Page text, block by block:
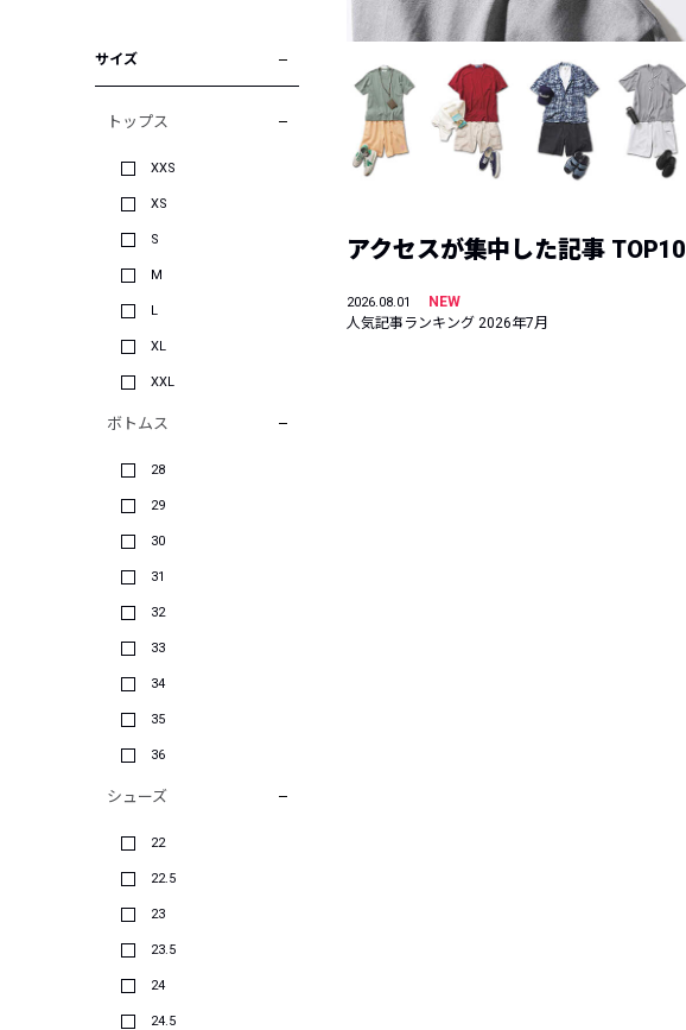
サイズ
トップス
XXS
XS
S
M
L
XL
XXL
ボトムス
28
29
30
31
32
33
34
35
36
シューズ
22
22.5
23
23.5
24
24.5
アクセスが集中した記事 TOP10
2026.08.01
NEW
人気記事ランキング 2026年7月